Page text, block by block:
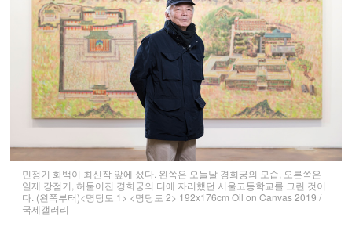
민정기 화백이 최신작 앞에 섰다. 왼쪽은 오늘날 경희궁의 모습, 오른쪽은
일제 강점기, 허물어진 경희궁의 터에 자리했던 서울고등학교를 그린 것이
다. (왼쪽부터)<명당도 1> <명당도 2> 192x176cm Oil on Canvas 2019 /
국제갤러리